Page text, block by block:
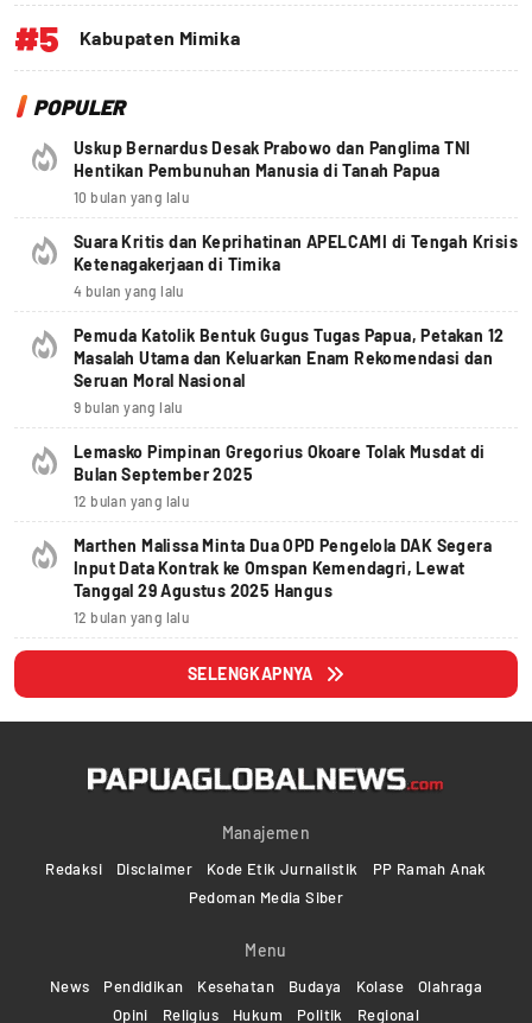
#5 Kabupaten Mimika
POPULER
Uskup Bernardus Desak Prabowo dan Panglima TNI
Hentikan Pembunuhan Manusia di Tanah Papua
10 bulan yang lalu
Suara Kritis dan Keprihatinan APELCAMI di Tengah Krisis
Ketenagakerjaan di Timika
4 bulan yang lalu
Pemuda Katolik Bentuk Gugus Tugas Papua, Petakan 12
Masalah Utama dan Keluarkan Enam Rekomendasi dan
Seruan Moral Nasional
9 bulan yang lalu
Lemasko Pimpinan Gregorius Okoare Tolak Musdat di
Bulan September 2025
12 bulan yang lalu
Marthen Malissa Minta Dua OPD Pengelola DAK Segera
Input Data Kontrak ke Omspan Kemendagri, Lewat
Tanggal 29 Agustus 2025 Hangus
12 bulan yang lalu
SELENGKAPNYA
Manajemen
Redaksi Disclaimer Kode Etik Jurnalistik
PP Ramah Anak
Pedoman Media Siber
Menu
News Pendidikan Kesehatan Budaya Kolase
Olahraga
Opini
Religius Hukum Politik Regional